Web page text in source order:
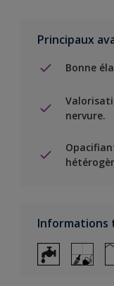
Principaux
Bonne
nervure.
Informations